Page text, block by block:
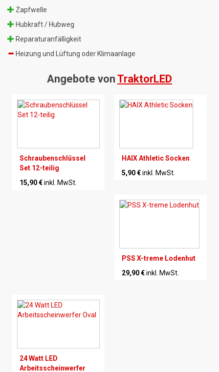
Zapfwelle
Hubkraft / Hubweg
Reparaturanfälligkeit
Heizung und Lüftung oder Klimaanlage
Angebote von TraktorLED
Schraubenschlüssel
Set 12-teilig
15,90 €inkl. MwSt.
HAIX Athletic Socken
5,90 €inkl. MwSt.
PSS X-treme Lodenhut
29,90 €inkl. MwSt.
24 Watt LED
Arbeitsscheinwerfer